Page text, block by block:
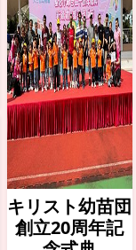
キリスト幼苗団
創立20周年記